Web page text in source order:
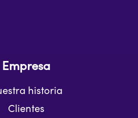
Empresa
historia
Clientes